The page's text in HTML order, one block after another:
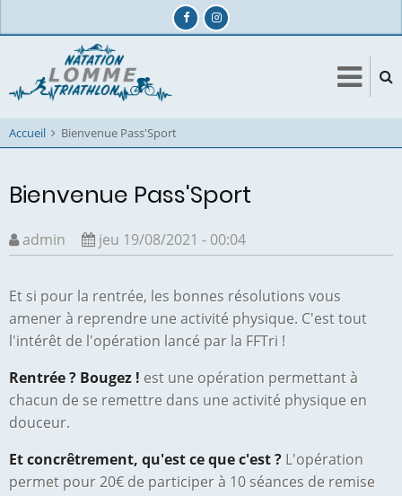
au
principal
Accueil Bienvenue Pass'Sport
Bienvenue Pass'Sport
admin jeu 19/08/2021 - 00:04
Et si pour la rentrée, les bonnes résolutions vous
amener à reprendre une activité physique. C'est tout
l'intérêt de l'opération lancé par la FFTri !
Rentrée ? Bougez ! est une opération permettant à
chacun de se remettre dans une activité physique en
douceur.
Et concrêtrement, qu'est ce que c'est ? L'opération
permet pour 20€ de participer à 10 séances de remise